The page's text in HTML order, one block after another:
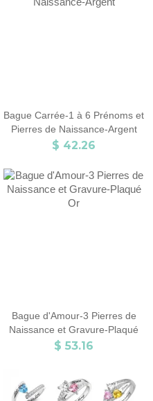
Bague Carrée-1 à 6 Prénoms et
Pierres de Naissance-Argent
$ 42.26
Bague d'Amour-3 Pierres de
Naissance et Gravure-Plaqué
Or
$ 53.16